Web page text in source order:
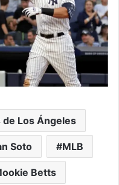
Los Ángeles
Soto MLB
Betts